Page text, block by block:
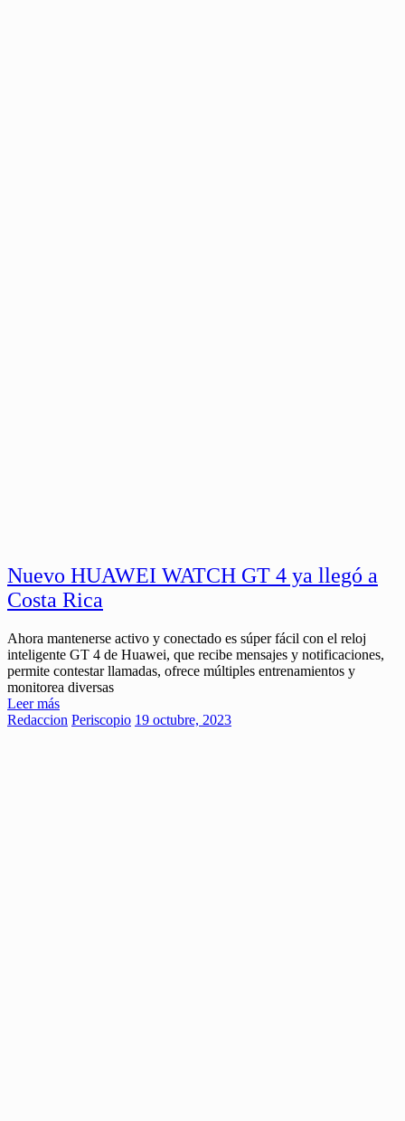
Nuevo HUAWEI WATCH GT 4 ya llegó a
Costa Rica
Ahora mantenerse activo y conectado es súper fácil con el reloj
inteligente GT 4 de Huawei, que recibe mensajes y notificaciones,
permite contestar llamadas, ofrece múltiples entrenamientos y
monitorea diversas
Leer más
Redaccion Periscopio 19 octubre, 2023